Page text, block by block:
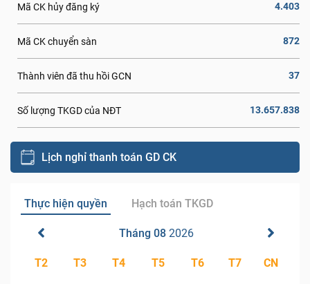
Mã CK hủy đăng ký 4.403
Mã CK chuyển sàn 872
Thành viên đã thu hồi GCN 37
Số lượng TKGD của NĐT 13.657.838
Lịch nghỉ thanh toán GD CK
Thực hiện quyền Hạch toán TKGD
Tháng 08 2026
T2 T3 T4 T5 T6 T7 CN